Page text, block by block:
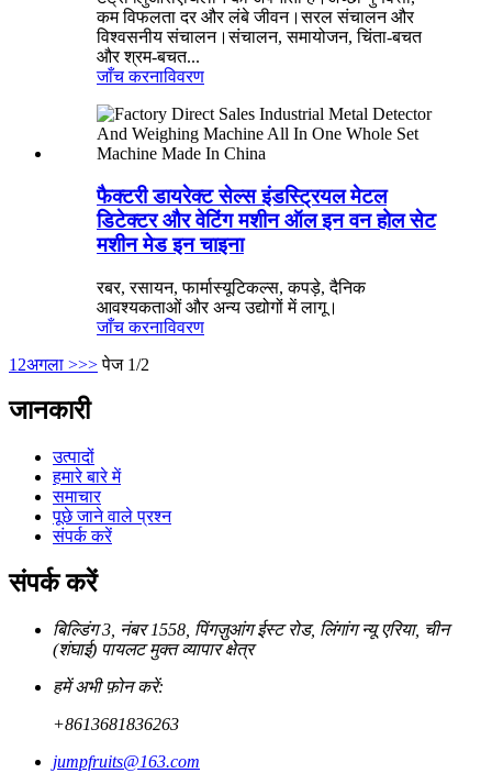
कम विफलता दर और लंबे जीवन।सरल संचालन और
विश्वसनीय संचालन।संचालन, समायोजन, चिंता-बचत
और श्रम-बचत...
जाँच करनाविवरण
फैक्टरी डायरेक्ट सेल्स इंडस्ट्रियल मेटल
डिटेक्टर और वेटिंग मशीन ऑल इन वन होल सेट
मशीन मेड इन चाइना
रबर, रसायन, फार्मास्यूटिकल्स, कपड़े, दैनिक
आवश्यकताओं और अन्य उद्योगों में लागू।
जाँच करनाविवरण
1 2अगला >>> पेज 1/2
जानकारी
उत्पादों
हमारे बारे में
समाचार
पूछे जाने वाले प्रश्न
संपर्क करें
संपर्क करें
बिल्डिंग 3, नंबर 1558, पिंगज़ुआंग ईस्ट रोड, लिंगांग न्यू एरिया, चीन
(शंघाई) पायलट मुक्त व्यापार क्षेत्र
हमें अभी फ़ोन करें:
+8613681836263
jumpfruits@163.com